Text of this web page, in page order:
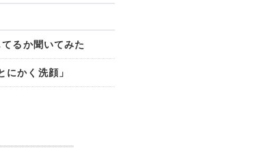
るか聞いてみた
かく洗顔」